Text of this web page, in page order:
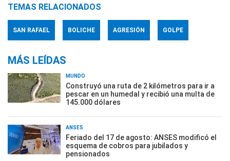
TEMAS RELACIONADOS
SAN RAFAEL BOLICHE AGRESIÓN GOLPE
MÁS LEÍDAS
MUNDO
Construyó una ruta de 2 kilómetros para ir a
pescar en un humedal y recibió una multa de
145.000 dólares
ANSES
Feriado del 17 de agosto: ANSES modificó el
esquema de cobros para jubilados y
pensionados